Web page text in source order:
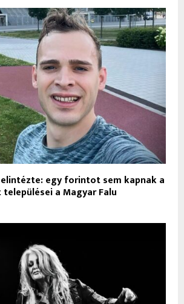
elintézte: egy forintot sem kapnak a
a Magyar Falu